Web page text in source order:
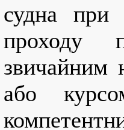
судна при
проходу
звичайним
або